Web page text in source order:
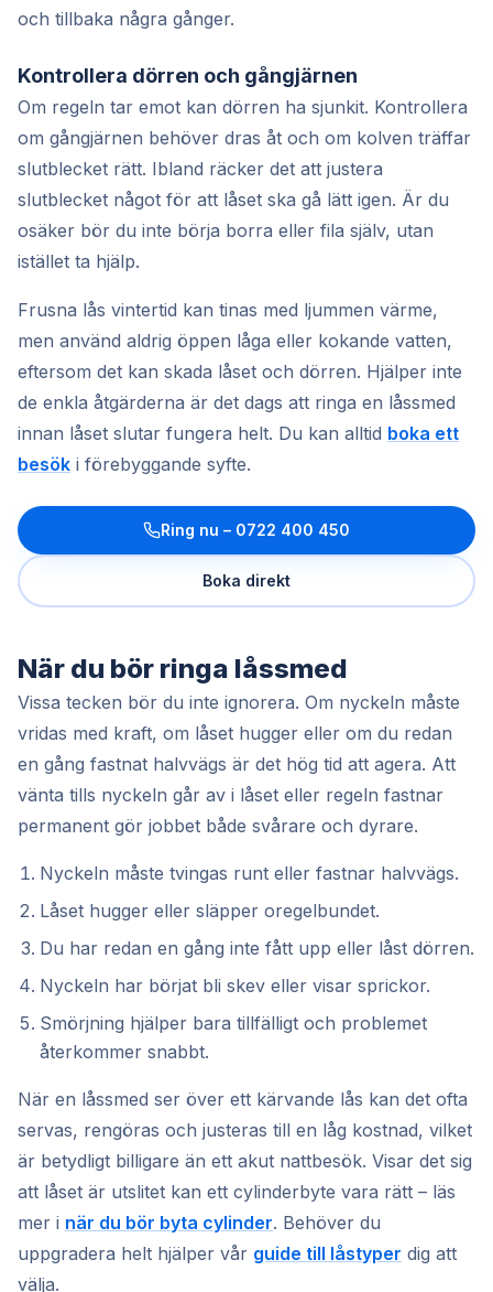
och tillbaka några gånger.
Kontrollera dörren och gångjärnen
Om regeln tar emot kan dörren ha sjunkit. Kontrollera
om gångjärnen behöver dras åt och om kolven träffar
slutblecket rätt. Ibland räcker det att justera
slutblecket något för att låset ska gå lätt igen. Är du
osäker bör du inte börja borra eller fila själv, utan
istället ta hjälp.
Frusna lås vintertid kan tinas med ljummen värme,
men använd aldrig öppen låga eller kokande vatten,
eftersom det kan skada låset och dörren. Hjälper inte
de enkla åtgärderna är det dags att ringa en låssmed
innan låset slutar fungera helt. Du kan alltid boka ett
besök i förebyggande syfte.
Ring nu – 0722 400 450
Boka direkt
När du bör ringa låssmed
Vissa tecken bör du inte ignorera. Om nyckeln måste
vridas med kraft, om låset hugger eller om du redan
en gång fastnat halvvägs är det hög tid att agera. Att
vänta tills nyckeln går av i låset eller regeln fastnar
permanent gör jobbet både svårare och dyrare.
Nyckeln måste tvingas runt eller fastnar halvvägs.
Låset hugger eller släpper oregelbundet.
Du har redan en gång inte fått upp eller låst dörren.
Nyckeln har börjat bli skev eller visar sprickor.
Smörjning hjälper bara tillfälligt och problemet
återkommer snabbt.
När en låssmed ser över ett kärvande lås kan det ofta
servas, rengöras och justeras till en låg kostnad, vilket
är betydligt billigare än ett akut nattbesök. Visar det sig
att låset är utslitet kan ett cylinderbyte vara rätt – läs
mer i när du bör byta cylinder. Behöver du
uppgradera helt hjälper vår guide till låstyper dig att
välja.